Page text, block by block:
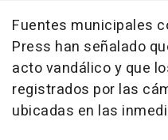
Fuentes municipales
Press han señalado
acto vandálico y que
registrados por las
ubicadas en las